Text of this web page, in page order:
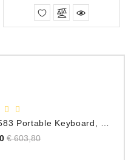
Normale
€ 603,80Prijs